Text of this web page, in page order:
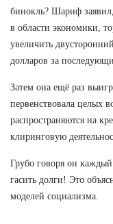
бинокль? Шариф
в области экономики,
увеличить
долларов за
Затем она ещё раз
первенствовала целых
распространяются на
клиринговую
Грубо говоря он
гасить долги! Это
моделей социализма.